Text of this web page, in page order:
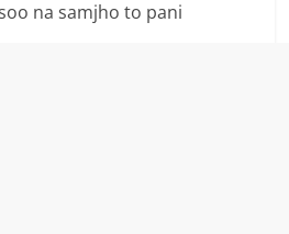
na samjho to pani